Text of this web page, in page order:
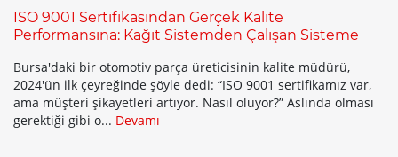
ISO 9001 Sertifikasından Gerçek Kalite
Performansına: Kağıt Sistemden Çalışan Sisteme
Bursa'daki bir otomotiv parça üreticisinin kalite müdürü,
2024'ün ilk çeyreğinde şöyle dedi: “ISO 9001 sertifikamız var,
ama müşteri şikayetleri artıyor. Nasıl oluyor?” Aslında olması
gerektiği gibi o... Devamı